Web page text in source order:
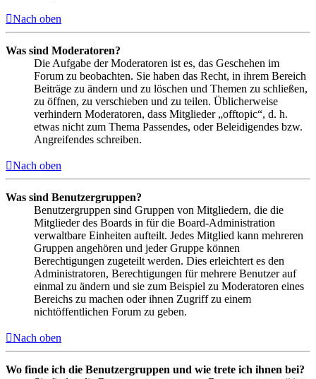
Nach oben
Was sind Moderatoren?
Die Aufgabe der Moderatoren ist es, das Geschehen im
Forum zu beobachten. Sie haben das Recht, in ihrem Bereich
Beiträge zu ändern und zu löschen und Themen zu schließen,
zu öffnen, zu verschieben und zu teilen. Üblicherweise
verhindern Moderatoren, dass Mitglieder „offtopic“, d. h.
etwas nicht zum Thema Passendes, oder Beleidigendes bzw.
Angreifendes schreiben.
Nach oben
Was sind Benutzergruppen?
Benutzergruppen sind Gruppen von Mitgliedern, die die
Mitglieder des Boards in für die Board-Administration
verwaltbare Einheiten aufteilt. Jedes Mitglied kann mehreren
Gruppen angehören und jeder Gruppe können
Berechtigungen zugeteilt werden. Dies erleichtert es den
Administratoren, Berechtigungen für mehrere Benutzer auf
einmal zu ändern und sie zum Beispiel zu Moderatoren eines
Bereichs zu machen oder ihnen Zugriff zu einem
nichtöffentlichen Forum zu geben.
Nach oben
Wo finde ich die Benutzergruppen und wie trete ich ihnen bei?